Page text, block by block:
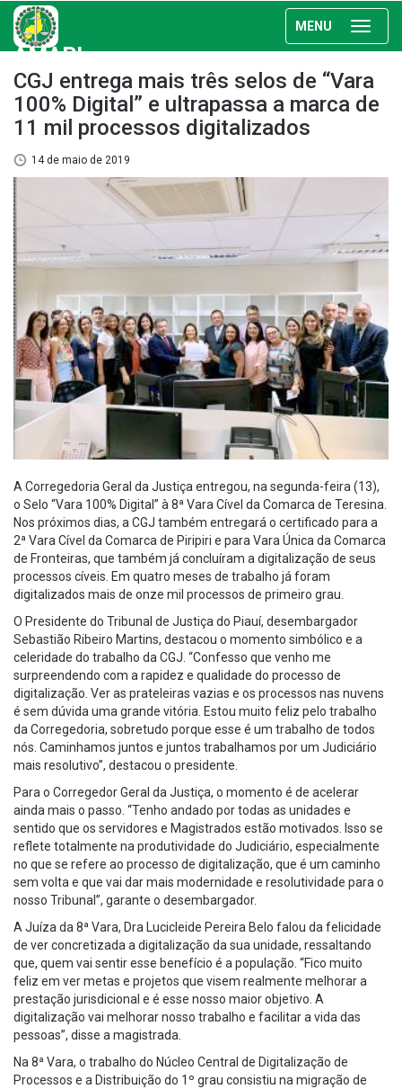
MENU
AMAPI
CGJ entrega mais três selos de “Vara
100% Digital” e ultrapassa a marca de
11 mil processos digitalizados
14 de maio de 2019
A Corregedoria Geral da Justiça entregou, na segunda-feira (13),
o Selo “Vara 100% Digital” à 8ª Vara Cível da Comarca de Teresina.
Nos próximos dias, a CGJ também entregará o certificado para a
2ª Vara Cível da Comarca de Piripiri e para Vara Única da Comarca
de Fronteiras, que também já concluíram a digitalização de seus
processos cíveis. Em quatro meses de trabalho já foram
digitalizados mais de onze mil processos de primeiro grau.
O Presidente do Tribunal de Justiça do Piauí, desembargador
Sebastião Ribeiro Martins, destacou o momento simbólico e a
celeridade do trabalho da CGJ. “Confesso que venho me
surpreendendo com a rapidez e qualidade do processo de
digitalização. Ver as prateleiras vazias e os processos nas nuvens
é sem dúvida uma grande vitória. Estou muito feliz pelo trabalho
da Corregedoria, sobretudo porque esse é um trabalho de todos
nós. Caminhamos juntos e juntos trabalhamos por um Judiciário
mais resolutivo”, destacou o presidente.
Para o Corregedor Geral da Justiça, o momento é de acelerar
ainda mais o passo. “Tenho andado por todas as unidades e
sentido que os servidores e Magistrados estão motivados. Isso se
reflete totalmente na produtividade do Judiciário, especialmente
no que se refere ao processo de digitalização, que é um caminho
sem volta e que vai dar mais modernidade e resolutividade para o
nosso Tribunal”, garante o desembargador.
A Juíza da 8ª Vara, Dra Lucicleide Pereira Belo falou da felicidade
de ver concretizada a digitalização da sua unidade, ressaltando
que, quem vai sentir esse benefício é a população. “Fico muito
feliz em ver metas e projetos que visem realmente melhorar a
prestação jurisdicional e é esse nosso maior objetivo. A
digitalização vai melhorar nosso trabalho e facilitar a vida das
pessoas”, disse a magistrada.
Na 8ª Vara, o trabalho do Núcleo Central de Digitalização de
Processos e a Distribuição do 1º grau consistiu na migração de